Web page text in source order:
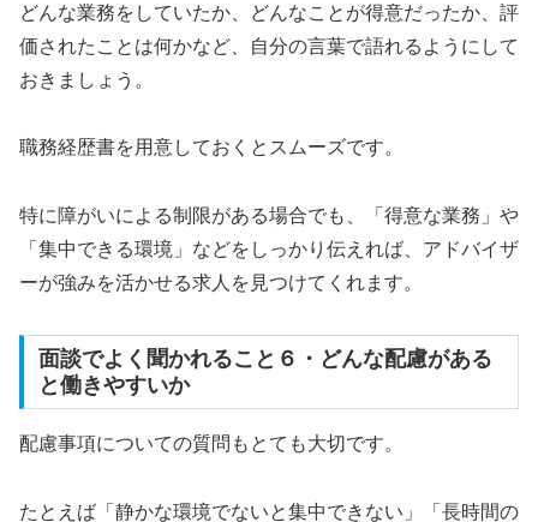
どんな業務をしていたか、どんなことが得意だったか、評
価されたことは何かなど、自分の言葉で語れるようにして
おきましょう。
職務経歴書を用意しておくとスムーズです。
特に障がいによる制限がある場合でも、「得意な業務」や
「集中できる環境」などをしっかり伝えれば、アドバイザ
ーが強みを活かせる求人を見つけてくれます。
面談でよく聞かれること６・どんな配慮がある
と働きやすいか
配慮事項についての質問もとても大切です。
たとえば「静かな環境でないと集中できない」「長時間の